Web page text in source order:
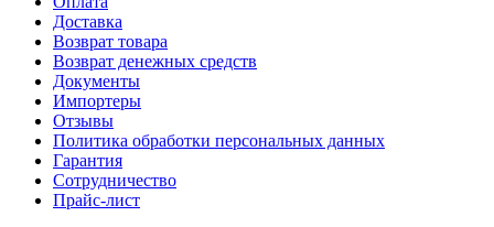
Доставка
Возврат товара
Возврат денежных средств
Документы
Импортеры
Отзывы
Политика обработки персональных данных
Гарантия
Сотрудничество
Прайс-лист